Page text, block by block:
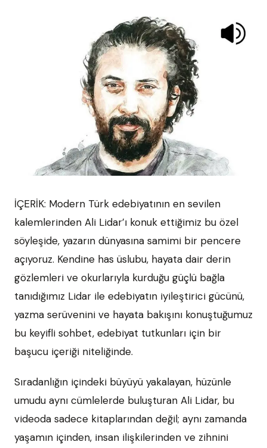
İÇERİK: Modern Türk edebiyatının en sevilen
kalemlerinden Ali Lidar’ı konuk ettiğimiz bu özel
söyleşide, yazarın dünyasına samimi bir pencere
açıyoruz. Kendine has üslubu, hayata dair derin
gözlemleri ve okurlarıyla kurduğu güçlü bağla
tanıdığımız Lidar ile edebiyatın iyileştirici gücünü,
yazma serüvenini ve hayata bakışını konuştuğumuz
bu keyifli sohbet, edebiyat tutkunları için bir
başucu içeriği niteliğinde.
Sıradanlığın içindeki büyüyü yakalayan, hüzünle
umudu aynı cümlelerde buluşturan Ali Lidar, bu
videoda sadece kitaplarından değil; aynı zamanda
yaşamın içinden, insan ilişkilerinden ve zihnini